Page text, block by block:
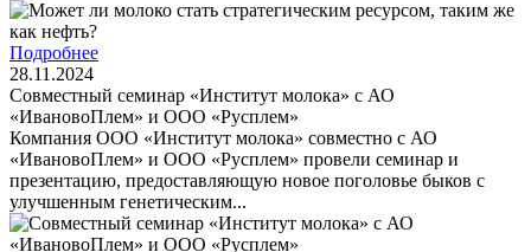
Подробнее
28.11.2024
Совместный семинар «Институт молока» с АО
«ИвановоПлем» и ООО «Русплем»
Компания ООО «Институт молока» совместно с АО
«ИвановоПлем» и ООО «Русплем» провели семинар и
презентацию, предоставляющую новое поголовье быков с
улучшенным генетическим...